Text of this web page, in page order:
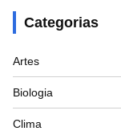
Categorias
Artes
Biologia
Clima